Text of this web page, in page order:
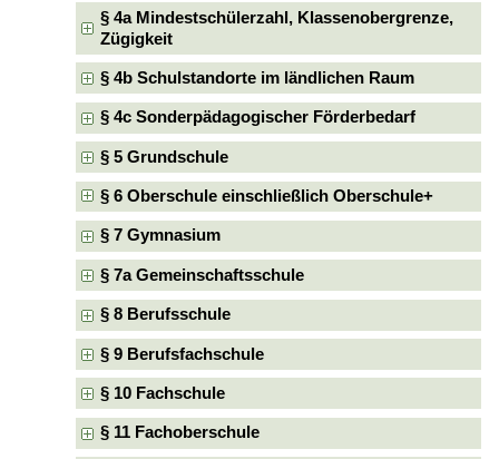
§ 4a Mindestschülerzahl, Klassenobergrenze,
Zügigkeit
§ 4b Schulstandorte im ländlichen Raum
§ 4c Sonderpädagogischer Förderbedarf
§ 5 Grundschule
§ 6 Oberschule einschließlich Oberschule+
§ 7 Gymnasium
§ 7a Gemeinschaftsschule
§ 8 Berufsschule
§ 9 Berufsfachschule
§ 10 Fachschule
§ 11 Fachoberschule